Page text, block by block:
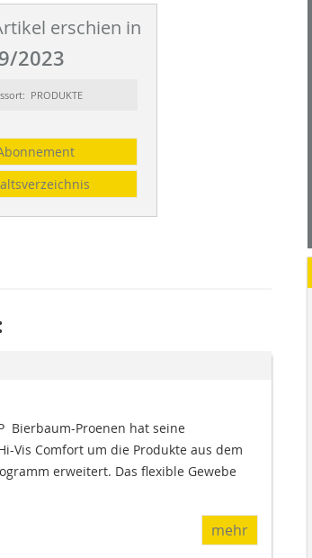
erschien in
2023
PRODUKTE
 Bierbaum-Proenen hat seine
Vis Comfort um die Produkte aus dem
erweitert. Das flexible Gewebe
mehr